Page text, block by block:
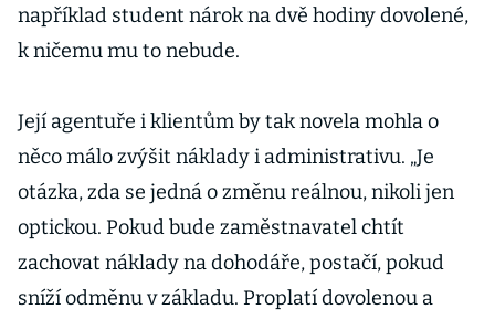
například student nárok na dvě hodiny dovolené,
k ničemu mu to nebude.
Její agentuře i klientům by tak novela mohla o
něco málo zvýšit náklady i administrativu. „Je
otázka, zda se jedná o změnu reálnou, nikoli jen
optickou. Pokud bude zaměstnavatel chtít
zachovat náklady na dohodáře, postačí, pokud
sníží odměnu v základu. Proplatí dovolenou a